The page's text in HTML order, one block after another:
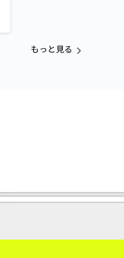
もっと見る